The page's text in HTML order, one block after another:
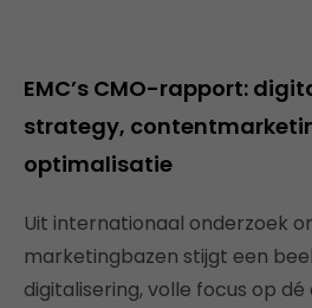
EMC’s CMO-rapport:
strategy,
optimalisatie
Uit internationaal onderzoek
marketingbazen stijgt een
digitalisering, volle focus op